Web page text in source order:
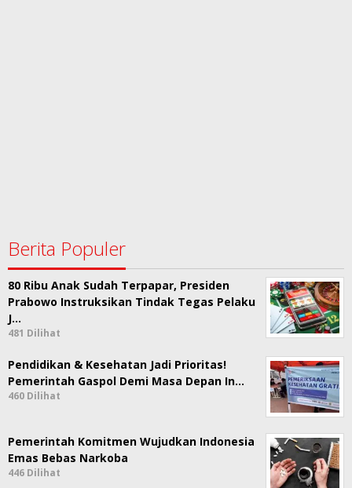
Berita Populer
80 Ribu Anak Sudah Terpapar, Presiden
Prabowo Instruksikan Tindak Tegas Pelaku
J…
481 Dilihat
Pendidikan & Kesehatan Jadi Prioritas!
Pemerintah Gaspol Demi Masa Depan In…
460 Dilihat
Pemerintah Komitmen Wujudkan Indonesia
Emas Bebas Narkoba
446 Dilihat